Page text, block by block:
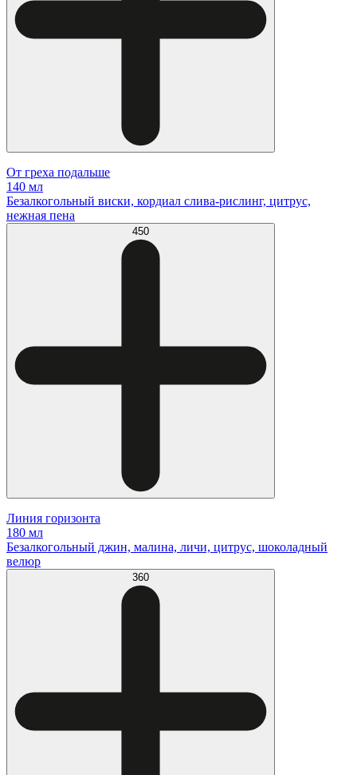
От греха подальше
140 мл
Безалкогольный виски, кордиал слива-рислинг, цитрус,
нежная пена
450
Линия горизонта
180 мл
Безалкогольный джин, малина, личи, цитрус, шоколадный
велюр
360